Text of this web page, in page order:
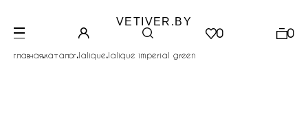
VETIVER.BY
0 0
главная.каталог.lalique.lalique imperial green